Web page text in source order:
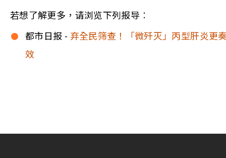
若想了解更多，请浏览下列报导︰
都市日报 - 弃全民筛查！「微歼灭」丙型肝炎更
效